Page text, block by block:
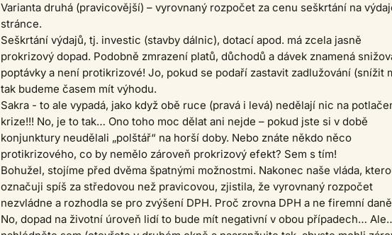
Varianta druhá (pravicovější) – vyrovnaný rozpočet za cenu seškrtání na
stránce.
Seškrtání výdajů, tj. investic (stavby dálnic), dotací apod. má zcela jasně
prokrizový dopad. Podobně zmrazení platů, důchodů a dávek znamená
poptávky a není protikrizové! Jo, pokud se podaří zastavit zadlužování (snížit
tak budeme časem mít výhodu.
Sakra - to ale vypadá, jako když obě ruce (pravá i levá) nedělají nic na
krize!!! No, je to tak… Ono toho moc dělat ani nejde – pokud jste si v době
konjunktury neudělali „polštář“ na horší doby. Nebo znáte někdo něco
protikrizového, co by nemělo zároveň prokrizový efekt? Sem s tím!
Bohužel, stojíme před dvěma špatnými možnostmi. Nakonec naše vláda,
označuji spíš za středovou než pravicovou, zjistila, že vyrovnaný rozpočet
nezvládne a rozhodla se pro zvýšení DPH. Proč zrovna DPH a ne firemní
No, dopad na životní úroveň lidí to bude mít negativní v obou případech…